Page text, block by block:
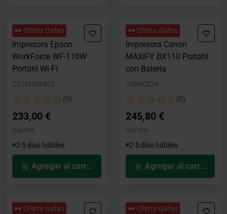
🕶️ Oferta Gafas
Impresora Epson
WorkForce WF-110W
Portátil Wi-Fi
C11CH25401
(0)
233,00 €
Con IVA
2-5 días hábiles
Agregar al carrito
🕶️ Oferta Gafas
Impresora Canon
MAXIFY BX110 Portátil
con Batería
7069C026
(0)
245,80 €
Con IVA
2-5 días hábiles
Agregar al carrito
🕶️ Oferta Gafas 🕶️ Oferta Gafas